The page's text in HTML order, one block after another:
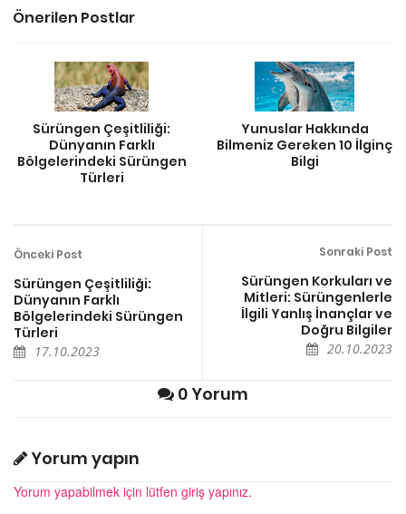
Önerilen Postlar
Sürüngen Çeşitliliği:
Dünyanın Farklı
Bölgelerindeki Sürüngen
Türleri
Yunuslar Hakkında
Bilmeniz Gereken 10 İlginç
Bilgi
Önceki Post
Sürüngen Çeşitliliği:
Dünyanın Farklı
Bölgelerindeki Sürüngen
Türleri
17.10.2023
Sonraki Post
Sürüngen Korkuları ve
Mitleri: Sürüngenlerle
İlgili Yanlış İnançlar ve
Doğru Bilgiler
20.10.2023
0 Yorum
Yorum yapın
Yorum yapabilmek için lütfen giriş yapınız.